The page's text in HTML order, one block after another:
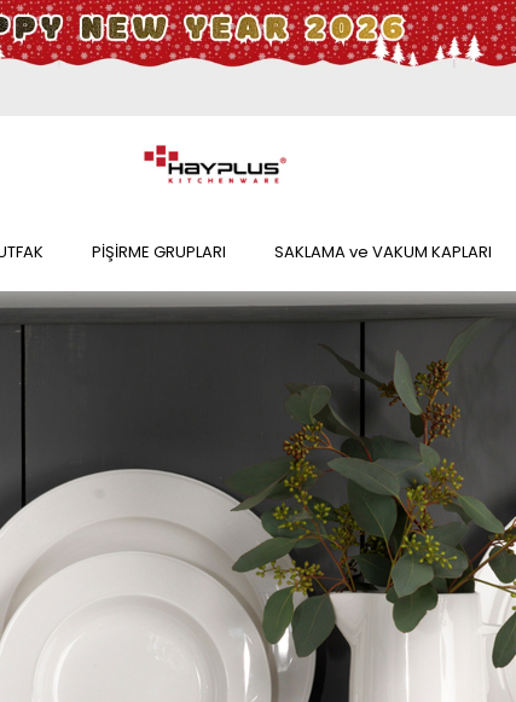
PİŞİRME GRUPLARI SAKLAMA ve VAKUM KAPLARI